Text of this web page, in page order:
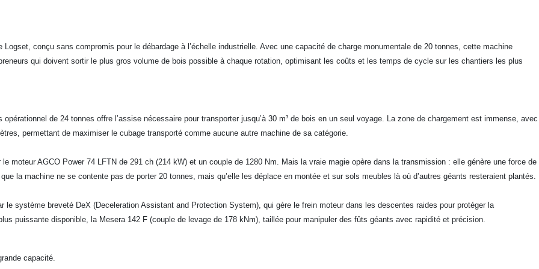
conçu sans compromis pour le débardage à l’échelle industrielle. Avec une capacité de charge monumentale de 20 tonnes, cette machine
qui doivent sortir le plus gros volume de bois possible à chaque rotation, optimisant les coûts et les temps de cycle sur les chantiers les plus
de 24 tonnes offre l’assise nécessaire pour transporter jusqu’à 30 m³ de bois en un seul voyage. La zone de chargement est immense, avec
permettant de maximiser le cubage transporté comme aucune autre machine de sa catégorie.
moteur AGCO Power 74 LFTN de 291 ch (214 kW) et un couple de 1280 Nm. Mais la vraie magie opère dans la transmission : elle génère une force de
la machine ne se contente pas de porter 20 tonnes, mais qu’elle les déplace en montée et sur sols meubles là où d’autres géants resteraient plantés.
le système breveté DeX (Deceleration Assistant and Protection System), qui gère le frein moteur dans les descentes raides pour protéger la
puissante disponible, la Mesera 142 F (couple de levage de 178 kNm), taillée pour manipuler des fûts géants avec rapidité et précision.
capacité.